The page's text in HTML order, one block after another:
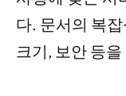
다. 문서의 복
크기, 보안 등